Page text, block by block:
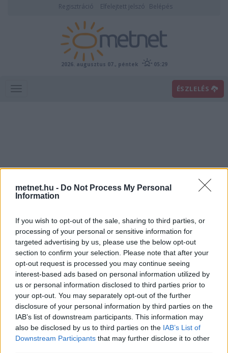
metnet.hu - Do Not Process My Personal
Information
If you wish to opt-out of the sale, sharing to third parties, or
processing of your personal or sensitive information for
targeted advertising by us, please use the below opt-out
section to confirm your selection. Please note that after your
opt-out request is processed you may continue seeing
interest-based ads based on personal information utilized by
us or personal information disclosed to third parties prior to
your opt-out. You may separately opt-out of the further
disclosure of your personal information by third parties on the
IAB’s list of downstream participants. This information may
also be disclosed by us to third parties on the IAB’s List of
Downstream Participants that may further disclose it to other
Regisztráció Elfelejtett jelszó Belépés
2026. augusztus 07., péntek 05:29
ÉSZLELÉS
Alacsonyszintű felhők (Cl)
A mérsékelt övi légkörben a 2.5 km alatt elhelyezkedő felhőket soroljuk
ide. Igen változatos felhőformákat találhatunk ebben a rétegben; vannak
olyanok, amelyek csak ebben a szintben találhatóak, ám olyanok is,
amelyeknek csak az alapjuk helyezkedik el alacsony szinten, a tetejük a
légkör magasabb részeire is felnyúlik.
[Cl 9]-Cumulonimbus capillatus - Üllős zivatarfelhő
(Cb9)